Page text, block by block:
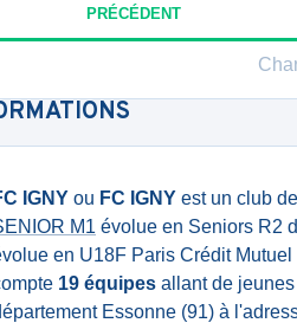
PRÉCÉDENT
IGNY ou FC IGNY est un club
M1 évolue en Seniors R2
en U18F Paris Crédit
19 équipes allant de
Essonne (91) à